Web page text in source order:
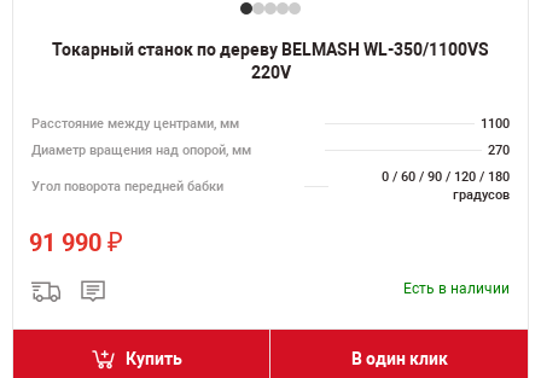
Токарный станок по дереву BELMASH WL-350/1100VS
220V
Расстояние между центрами, мм
1100
Диаметр вращения над опорой, мм
270
Угол поворота передней бабки
0 / 60 / 90 / 120 / 180
градусов
91 990 ₽
Есть в наличии
Купить В один клик